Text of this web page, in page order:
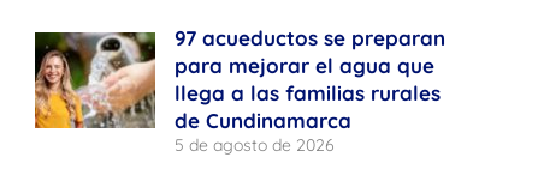
97 acueductos se preparan
para mejorar el agua que
llega a las familias rurales
de Cundinamarca
5 de agosto de 2026